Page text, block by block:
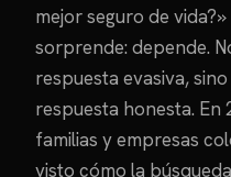
mejor seguro de
sorprende: depende.
respuesta evasiva,
respuesta honesta. En
familias y empresas
visto cómo la